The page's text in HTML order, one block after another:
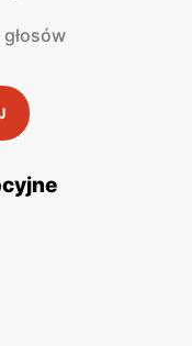
produkty w
szeroką
drzwi oraz
pomiar, transport
jest
wypuszczane
nowe